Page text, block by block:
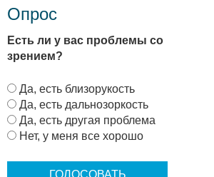
Опрос
Есть ли у вас проблемы со
зрением?
В
а
р
и
Да, есть близорукость
Да, есть дальнозоркость
Да, есть другая проблема
Нет, у меня все хорошо